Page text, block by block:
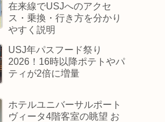
在来線でUSJへのアクセ
ス・乗換・行き方を分かり
やすく説明
USJ年パスフード祭り
2026！16時以降ポテトやパ
ティが2倍に増量
ホテルユニバーサルポート
ヴィータ4階客室の眺望 お